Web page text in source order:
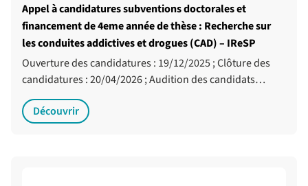
Appel à candidatures subventions doctorales et
financement de 4eme année de thèse : Recherche sur
les conduites addictives et drogues (CAD) – IReSP
Ouverture des candidatures : 19/12/2025 ; Clôture des
candidatures : 20/04/2026 ; Audition des candidats…
Découvrir